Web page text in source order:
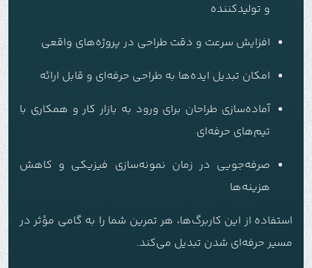
و تولیدکننده
افزایش سرعت و دقت طراحی در پروژه‌های واقعی
امکان تبدیل ایده‌ها به طراحی حرفه‌ای و قابل ارائه
آماده‌سازی طراحان برای ورود به بازار کار و همکاری با
تیم‌های حرفه‌ای
صرفه‌جویی در زمان نمونه‌سازی فیزیکی و کاهش
هزینه‌ها
استفاده از این کاربرگ‌ها، هر تمرین شما را به گامی مؤثر در
مسیر حرفه‌ای شدن تبدیل می‌کند.